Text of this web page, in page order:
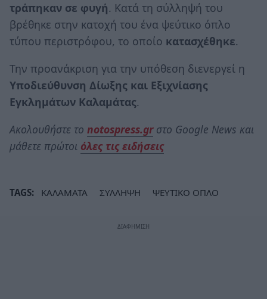
τράπηκαν σε φυγή. Κατά τη σύλληψή του
βρέθηκε στην κατοχή του ένα ψεύτικο όπλο
τύπου περιστρόφου, το οποίο κατασχέθηκε.
Την προανάκριση για την υπόθεση διενεργεί η
Υποδιεύθυνση Δίωξης και Εξιχνίασης
Εγκλημάτων Καλαμάτας.
Ακολουθήστε το notospress.grστο Google News και
μάθετε πρώτοι όλες τις ειδήσεις
TAGS: ΚΑΛΑΜΑΤΑ ΣΥΛΛΗΨΗ ΨΕΥΤΙΚΟ ΟΠΛΟ